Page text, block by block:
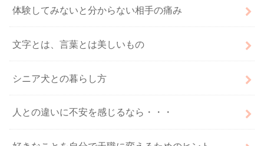
体験してみないと分からない相手の痛み
文字とは、言葉とは美しいもの
シニア犬との暮らし方
人との違いに不安を感じるなら・・・